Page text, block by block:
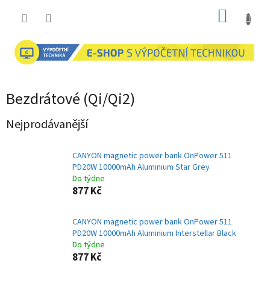
Bezdrátové (Qi/Qi2)
Nejprodávanější
CANYON magnetic power bank OnPower 511
PD20W 10000mAh Aluminium Star Grey
Do týdne
877 Kč
CANYON magnetic power bank OnPower 511
PD20W 10000mAh Aluminium Interstellar Black
Do týdne
877 Kč